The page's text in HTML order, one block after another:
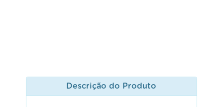
Descrição do Produto